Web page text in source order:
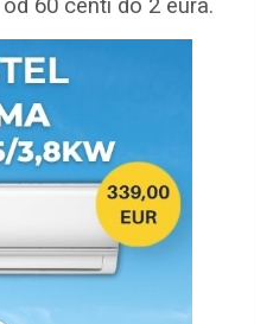
60 centi do 2 eura.